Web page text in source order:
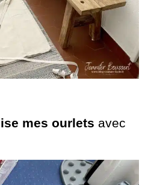
mes ourlets avec